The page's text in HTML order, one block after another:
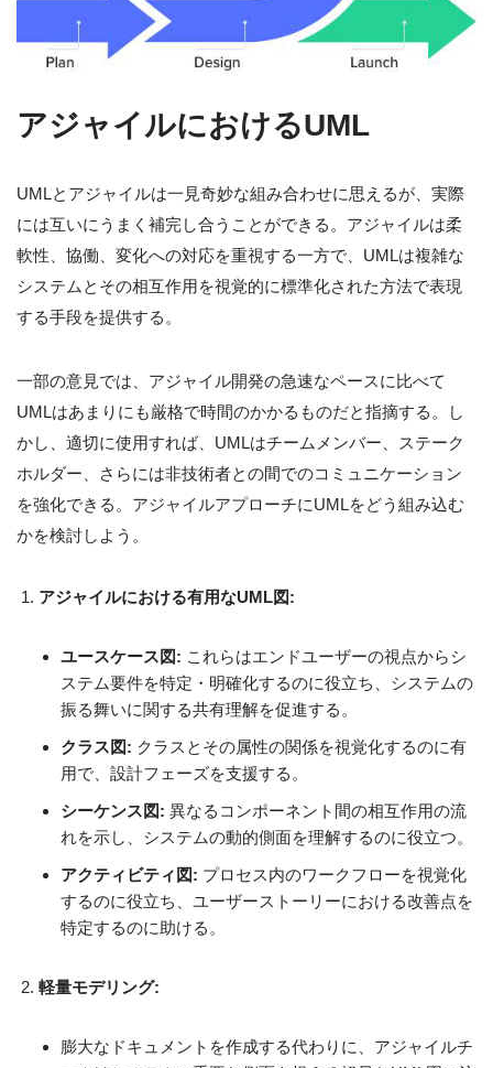
アジャイルにおけるUML
UMLとアジャイルは一見奇妙な組み合わせに思えるが、実際
には互いにうまく補完し合うことができる。アジャイルは柔
軟性、協働、変化への対応を重視する一方で、UMLは複雑な
システムとその相互作用を視覚的に標準化された方法で表現
する手段を提供する。
一部の意見では、アジャイル開発の急速なペースに比べて
UMLはあまりにも厳格で時間のかかるものだと指摘する。し
かし、適切に使用すれば、UMLはチームメンバー、ステーク
ホルダー、さらには非技術者との間でのコミュニケーション
を強化できる。アジャイルアプローチにUMLをどう組み込む
かを検討しよう。
アジャイルにおける有用なUML図:
ユースケース図: これらはエンドユーザーの視点からシ
ステム要件を特定・明確化するのに役立ち、システムの
振る舞いに関する共有理解を促進する。
クラス図: クラスとその属性の関係を視覚化するのに有
用で、設計フェーズを支援する。
シーケンス図: 異なるコンポーネント間の相互作用の流
れを示し、システムの動的側面を理解するのに役立つ。
アクティビティ図: プロセス内のワークフローを視覚化
するのに役立ち、ユーザーストーリーにおける改善点を
特定するのに助ける。
軽量モデリング:
膨大なドキュメントを作成する代わりに、アジャイルチ